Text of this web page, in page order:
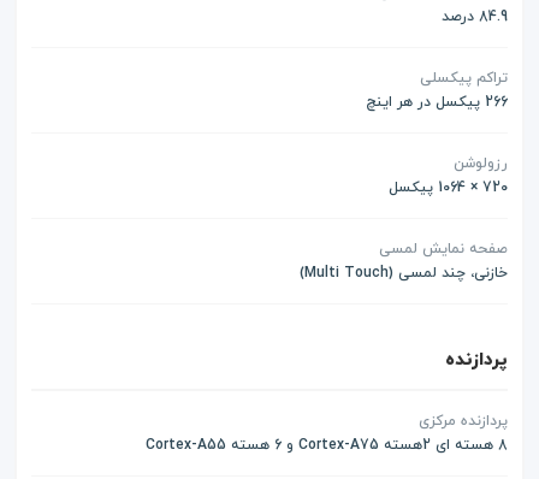
84.9 درصد
تراکم پیکسلی
266 پیکسل در هر اینچ
رزولوشن
720 × 1064 پیکسل
صفحه نمایش لمسی
خازنی، چند لمسی (Multi Touch)
پردازنده
پردازنده مرکزی
8 هسته ای 2هسته Cortex-A75 و 6 هسته Cortex-A55